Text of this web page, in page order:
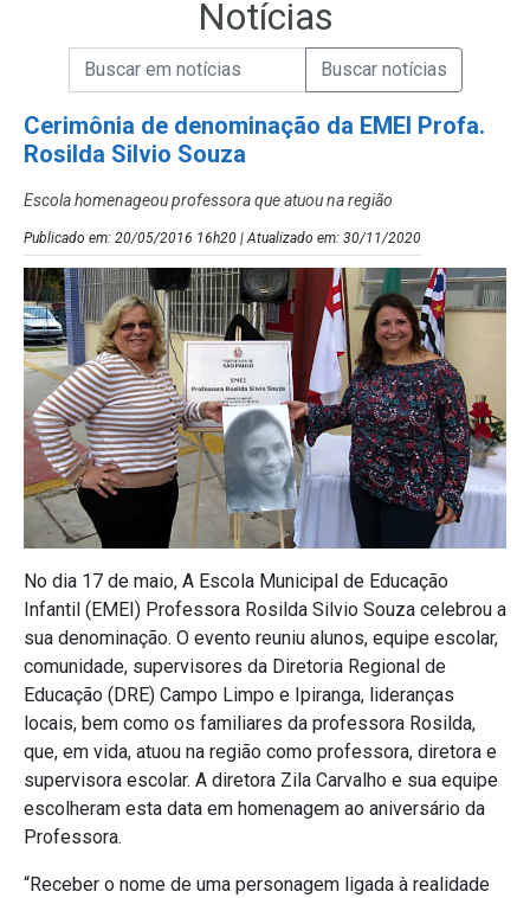
Notícias
Campo de Busca de Notícias
Campo de Busca de informaçõesEnviar a Busca de Notícias
Cerimônia de denominação da EMEI Profa.
Rosilda Silvio Souza
Escola homenageou professora que atuou na região
Publicado em: 20/05/2016 16h20 | Atualizado em: 30/11/2020
No dia 17 de maio, A Escola Municipal de Educação
Infantil (EMEI) Professora Rosilda Silvio Souza celebrou a
sua denominação. O evento reuniu alunos, equipe escolar,
comunidade, supervisores da Diretoria Regional de
Educação (DRE) Campo Limpo e Ipiranga, lideranças
locais, bem como os familiares da professora Rosilda,
que, em vida, atuou na região como professora, diretora e
supervisora escolar. A diretora Zila Carvalho e sua equipe
escolheram esta data em homenagem ao aniversário da
Professora.
“Receber o nome de uma personagem ligada à realidade